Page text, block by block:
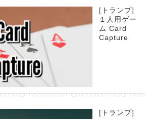
[トランプ]
１人用ゲー
ム Card
Capture
[トランプ]